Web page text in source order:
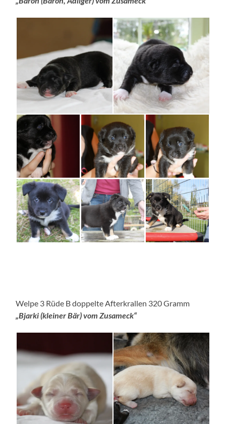
Welpe 3 Rüde B doppelte Afterkrallen 320 Gramm
„Bjarki (kleiner Bär) vom Zusameck“